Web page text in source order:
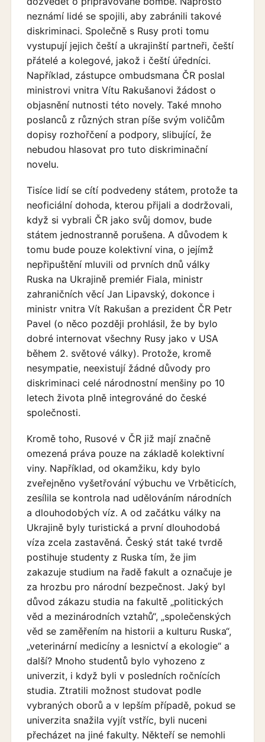
neznámí lidé se spojili, aby zabránili takové
diskriminaci. Společně s Rusy proti tomu
vystupují jejich čeští a ukrajinští partneři, čeští
přátelé a kolegové, jakož i čeští úředníci.
Například, zástupce ombudsmana ČR poslal
ministrovi vnitra Vítu Rakušanovi žádost o
objasnění nutnosti této novely. Také mnoho
poslanců z různých stran píše svým voličům
dopisy rozhořčení a podpory, slibující, že
nebudou hlasovat pro tuto diskriminační
novelu.
Tisíce lidí se cítí podvedeny státem, protože ta
neoficiální dohoda, kterou přijali a dodržovali,
když si vybrali ČR jako svůj domov, bude
státem jednostranně porušena. A důvodem k
tomu bude pouze kolektivní vina, o jejímž
nepřipuštění mluvili od prvních dnů války
Ruska na Ukrajině premiér Fiala, ministr
zahraničních věcí Jan Lipavský, dokonce i
ministr vnitra Vít Rakušan a prezident ČR Petr
Pavel (o něco později prohlásil, že by bylo
dobré internovat všechny Rusy jako v USA
během 2. světové války). Protože, kromě
nesympatie, neexistují žádné důvody pro
diskriminaci celé národnostní menšiny po 10
letech života plně integrováné do české
společnosti.
Kromě toho, Rusové v ČR již mají značně
omezená práva pouze na základě kolektivní
viny. Například, od okamžiku, kdy bylo
zveřejněno vyšetřování výbuchu ve Vrběticích,
zesílila se kontrola nad udělováním národních
a dlouhodobých víz. A od začátku války na
Ukrajině byly turistická a první dlouhodobá
víza zcela zastavěná. Český stát také tvrdě
postihuje studenty z Ruska tím, že jim
zakazuje studium na řadě fakult a označuje je
za hrozbu pro národní bezpečnost. Jaký byl
důvod zákazu studia na fakultě „politických
věd a mezinárodních vztahů“, „společenských
věd se zaměřením na historii a kulturu Ruska“,
„veterinární medicíny a lesnictví a ekologie“ a
další? Mnoho studentů bylo vyhozeno z
univerzit, i když byli v posledních ročnících
studia. Ztratili možnost studovat podle
vybraných oborů a v lepším případě, pokud se
univerzita snažila vyjít vstříc, byli nuceni
přecházet na jiné fakulty. Někteří se nemohli